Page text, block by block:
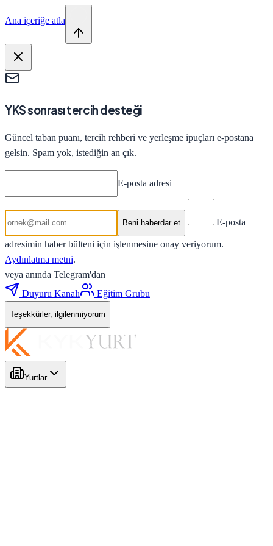
Ana içeriğe atla
YKS sonrası tercih desteği
Güncel taban puanı, tercih rehberi ve yerleşme ipuçları e-postana
gelsin. Spam yok, istediğin an çık.
E-posta adresi
Beni haberdar et E-posta
adresimin haber bülteni için işlenmesine onay veriyorum.
Aydınlatma metni.
veya anında Telegram'dan
Duyuru Kanalı
Eğitim Grubu
Teşekkürler, ilgilenmiyorum
Yurtlar